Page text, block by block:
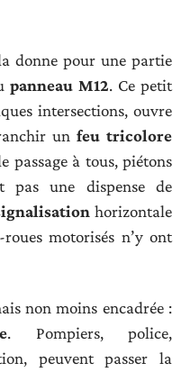
donne pour une partie
panneau M12. Ce petit
intersections, ouvre
unfeu tricolore
passage à tous, piétons
pas une dispense de
horizontale
motorisés n’y ont
non moins encadrée :
. Pompiers, police,
peuvent passer la